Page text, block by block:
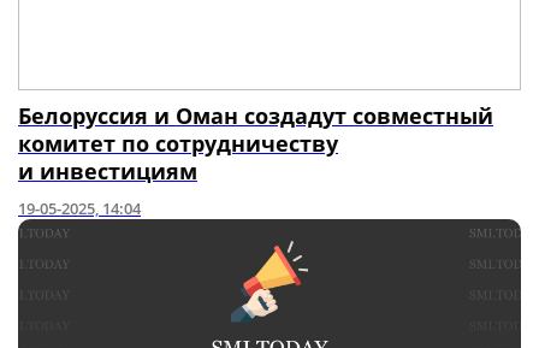
Белоруссия и Оман создадут совместный
комитет по сотрудничеству
и инвестициям
19-05-2025, 14:04